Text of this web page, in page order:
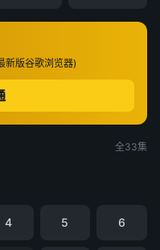
新版谷歌浏览器)
全33集
4 5 6